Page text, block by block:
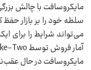
می‌تواند شرایط را برای
مایکروسافت در حال